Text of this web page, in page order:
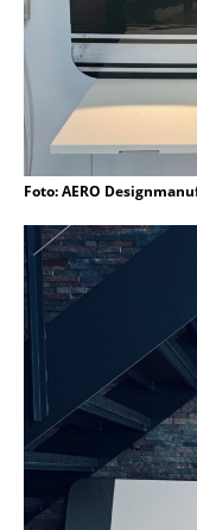
Foto: AERO